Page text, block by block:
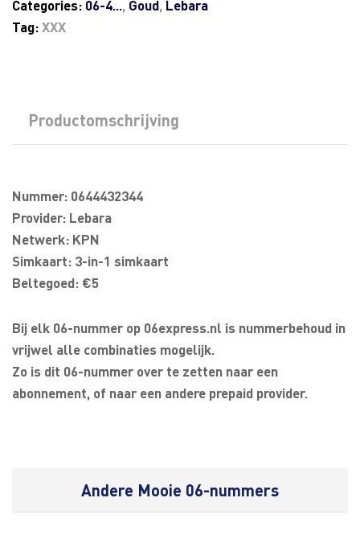
Categories: 06-4..., Goud, Lebara
Tag:XXX
Productomschrijving
Nummer: 0644432344
Provider: Lebara
Netwerk: KPN
Simkaart: 3-in-1 simkaart
Beltegoed: €5
Bij elk 06-nummer op 06express.nl is nummerbehoud in
vrijwel alle combinaties mogelijk.
Zo is dit 06-nummer over te zetten naar een
abonnement, of naar een andere prepaid provider.
Andere Mooie 06-nummers